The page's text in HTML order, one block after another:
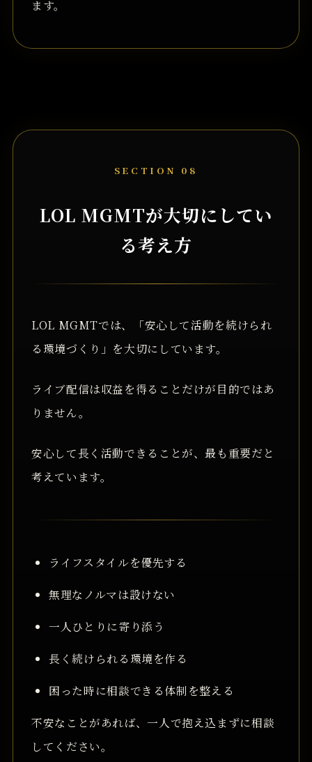
ます。
SECTION 08
LOL MGMTが大切にしてい
る考え方
LOL MGMTでは、「安心して活動を続けられ
る環境づくり」を大切にしています。
ライブ配信は収益を得ることだけが目的ではあ
りません。
安心して長く活動できることが、最も重要だと
考えています。
ライフスタイルを優先する
無理なノルマは設けない
一人ひとりに寄り添う
長く続けられる環境を作る
困った時に相談できる体制を整える
不安なことがあれば、一人で抱え込まずに相談
してください。